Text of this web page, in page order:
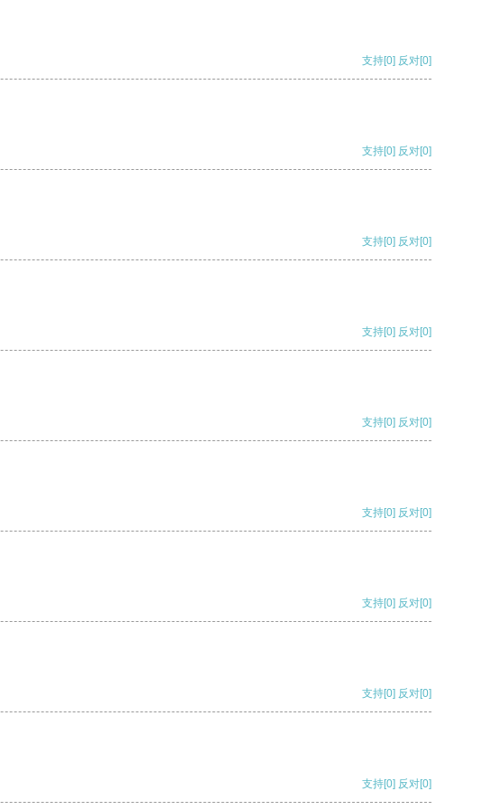
支持[0] 反对[0]
支持[0] 反对[0]
支持[0] 反对[0]
支持[0] 反对[0]
支持[0] 反对[0]
支持[0] 反对[0]
支持[0] 反对[0]
支持[0] 反对[0]
支持[0] 反对[0]